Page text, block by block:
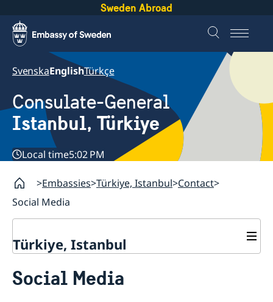
Sweden Abroad
SvenskaEnglishTürkçe
Consulate-General
Istanbul, Türkiye
Local time5:02 PM
Embassies Türkiye, Istanbul Contact
Social Media
Türkiye, Istanbul
Visa and Migration Section
Social Media